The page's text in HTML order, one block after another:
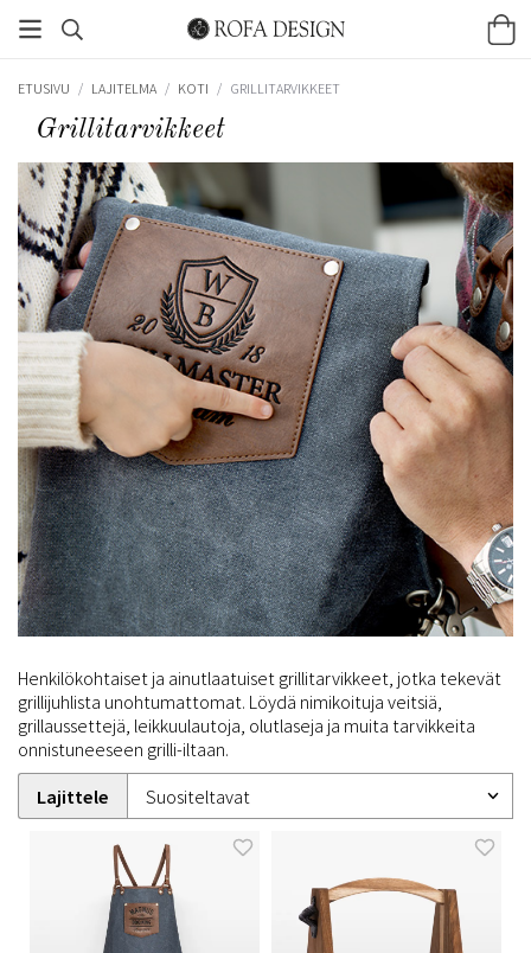
ETUSIVU / LAJITELMA / KOTI / GRILLITARVIKKEET
Grillitarvikkeet
Henkilökohtaiset ja ainutlaatuiset grillitarvikkeet, jotka tekevät
grillijuhlista unohtumattomat. Löydä nimikoituja veitsiä,
grillaussettejä, leikkuulautoja, olutlaseja ja muita tarvikkeita
onnistuneeseen grilli-iltaan.
Lajittele